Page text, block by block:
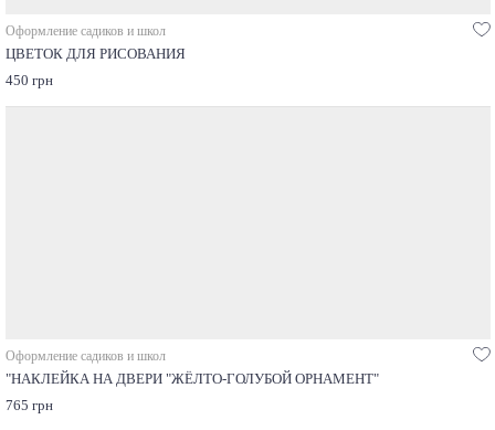
Оформление садиков и школ
ЦВЕТОК ДЛЯ РИСОВАНИЯ
450 грн
Оформление садиков и школ
"НАКЛЕЙКА НА ДВЕРИ "ЖЁЛТО-ГОЛУБОЙ ОРНАМЕНТ"
765 грн